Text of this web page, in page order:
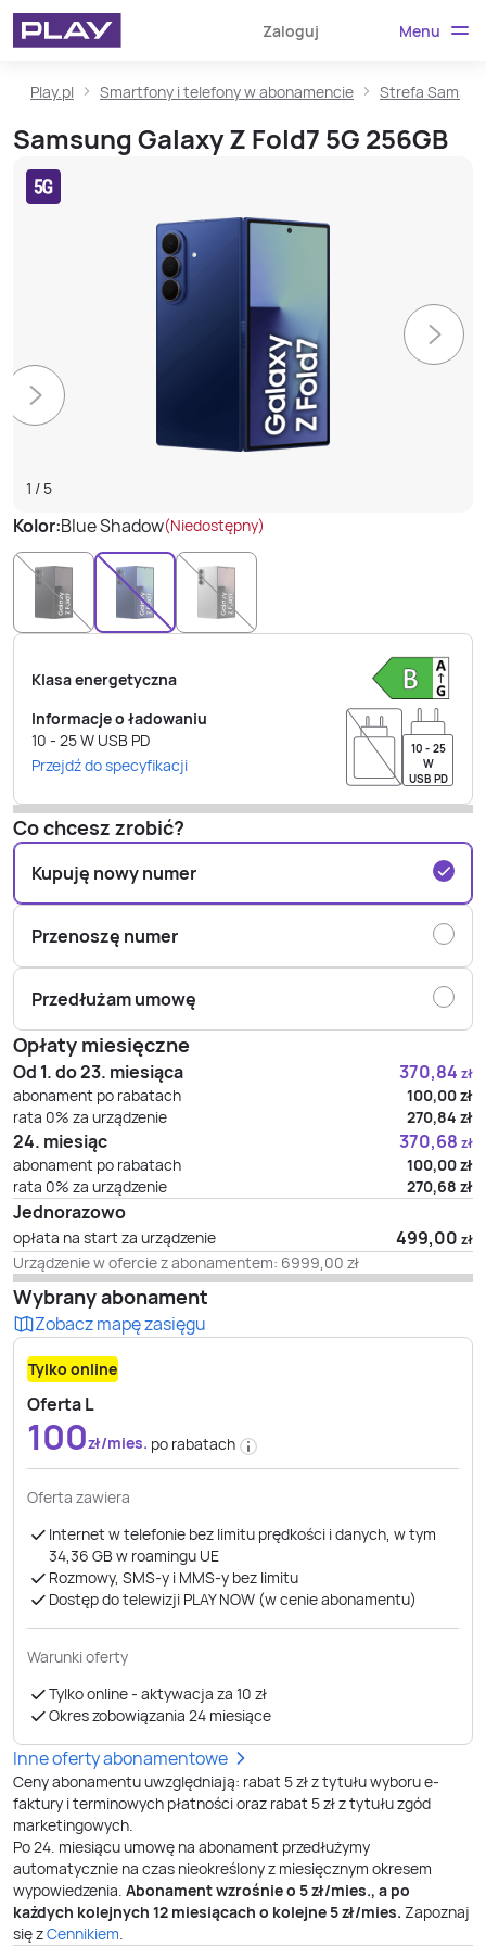
Zaloguj Menu
Play.pl Smartfony i telefony w abonamencie Strefa
Samsung Galaxy Z Fold7 5G 256GB
1 /5
Kolor:Blue Shadow(Niedostępny)
Klasa energetyczna
Informacje o ładowaniu
10 - 25W USB PD
Przejdź do specyfikacji
10 - 25
W
USB PD
Co chcesz zrobić?
Kupuję nowy numer
Przenoszę numer
Przedłużam umowę
Opłaty miesięczne
Od 1. do 23. miesiąca 370,84 zł
abonament po rabatach 100,00zł
rata 0% za urządzenie
270,84 zł
24. miesiąc 370,68 zł
abonament po rabatach 100,00zł
rata 0% za urządzenie
270,68 zł
Jednorazowo
opłata na start za urządzenie 499,00 zł
Urządzenie w ofercie z abonamentem: 6999,00 zł
Wybrany abonament
Zobacz mapę zasięgu
Tylko online
Oferta L
100zł/mies. po rabatach
Oferta zawiera
Internet w telefonie bez limitu prędkości i danych, w tym
34,36 GB ​​​​​​​w roamingu UE
Rozmowy, SMS-y i MMS-y bez limitu
Dostęp do telewizji PLAY NOW (w cenie abonamentu)
Warunki oferty
Tylko online - aktywacja za 10 zł
Okres zobowiązania 24 miesiące
Inne oferty abonamentowe
Ceny abonamentu uwzględniają: rabat 5 zł z tytułu wyboru e-
faktury i terminowych płatności oraz rabat 5 zł z tytułu zgód
marketingowych.
Po24. miesiącu umowę na abonament przedłużymy
automatycznie na czas nieokreślony z miesięcznym okresem
wypowiedzenia. Abonament wzrośnie o 5zł/mies., a po
każdych kolejnych 12 miesiącach o kolejne5zł/mies. Zapoznaj
się zCennikiem.